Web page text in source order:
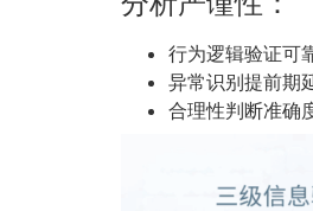
行为逻辑验证可
异常识别提前期
合理性判断准确